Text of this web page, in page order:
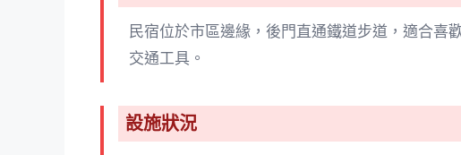
民宿位於市區邊緣，後門直通鐵道步道，適合喜
交通工具。
設施狀況